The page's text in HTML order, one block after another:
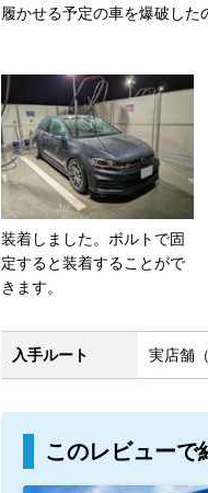
履かせる予定の車を爆破した
装着しました。ボルトで固
定すると装着することがで
きます。
入手ルート 実店舗
このレビューで